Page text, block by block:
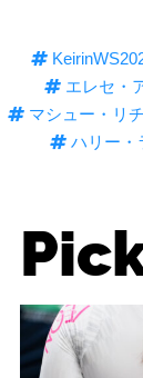
エレセ・
マシュー・リ
ハリー・